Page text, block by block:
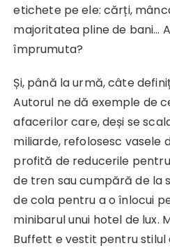
etichete pe ele: cărți,
majoritatea pline de bani…
împrumuta?
Și, până la urmă, câte
Autorul ne dă exemple de
afacerilor care, deși se
miliarde, refolosesc vasele
profită de reducerile
de tren sau cumpără de la
de cola pentru a o înlocui
minibarul unui hotel de lux.
Buffett e vestit pentru stilul